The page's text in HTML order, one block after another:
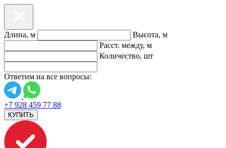
Длина, м
Высота, м
Расст. между, м
Количество, шт
Ответим на все вопросы:
+7 928 459 77 88
КУПИТЬ